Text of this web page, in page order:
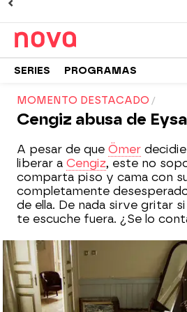
SERIES PROGRAMAS
MOMENTO DESTACADO
Cengiz abusa de
A pesar de que Ömer
liberar a Cengiz, este no
comparta piso y cama con
completamente
de ella. De nada sirve gritar
te escuche fuera. ¿Se lo